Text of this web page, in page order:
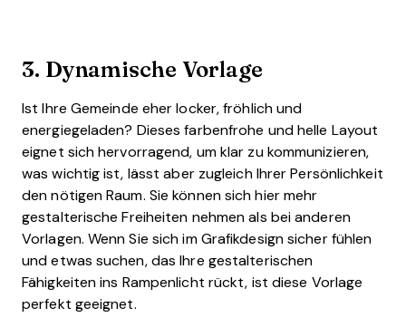
3. Dynamische Vorlage
Ist Ihre Gemeinde eher locker, fröhlich und
energiegeladen? Dieses farbenfrohe und helle Layout
eignet sich hervorragend, um klar zu kommunizieren,
was wichtig ist, lässt aber zugleich Ihrer Persönlichkeit
den nötigen Raum. Sie können sich hier mehr
gestalterische Freiheiten nehmen als bei anderen
Vorlagen. Wenn Sie sich im Grafikdesign sicher fühlen
und etwas suchen, das Ihre gestalterischen
Fähigkeiten ins Rampenlicht rückt, ist diese Vorlage
perfekt geeignet.